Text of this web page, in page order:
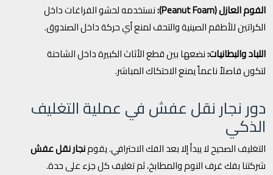
الفوم العازل (Peanut Foam):
نستخدمه لحشو الفراغات داخل
الكراتين للأطقم الصينية والتحف لمنع أي حركة داخل الصندوق.
اللباد والبطانيات:نضعها بين قطع الأثاث الكبيرة داخل الشاحنة
لتكون فاصلاً ناعماً يمنع الاحتكاك المباشر.
دور نجار نقل عفش في عملية التغليف
الذكي
التغليف الصحيح لا يبدأ إلا بعد الفك الاحترافي. يقومنجار نقل عفش
شركتنا بفك غرف النوم والمطابخ، ثم تغليف كل جزء على حدة.